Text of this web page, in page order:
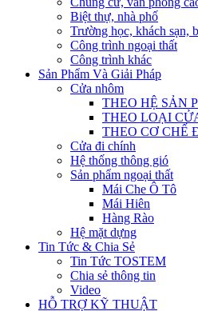
Biệt thự, nhà phố
Trường học, khách sạn,
Công trình ngoại thất
Công trình khác
Sản Phẩm Và Giải Pháp
Cửa nhôm
THEO HỆ SẢN
THEO LOẠI
THEO CƠ CHẾ
Cửa đi chính
Hệ thống thông gió
Sản phẩm ngoại thất
Mái Che Ô Tô
Mái Hiên
Hàng Rào
Hệ mặt dựng
Tin Tức & Chia Sẻ
Tin Tức TOSTEM
Chia sẻ thông tin
Video
HỖ TRỢ KỸ THUẬT